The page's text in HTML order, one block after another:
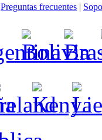
Preguntas frecuentes |